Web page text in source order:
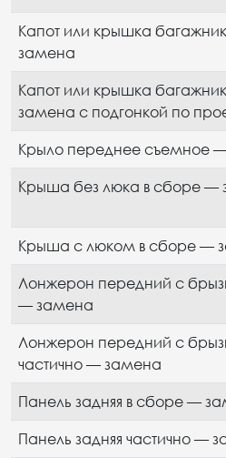
Капот или крышка
замена
Капот или крышка
замена с подгонкой по
Крыло переднее съемное
Крыша без люка в сборе —
Крыша с люком в сборе —
Лонжерон передний с
— замена
Лонжерон передний с
частично — замена
Панель задняя в сборе —
Панель задняя частично —